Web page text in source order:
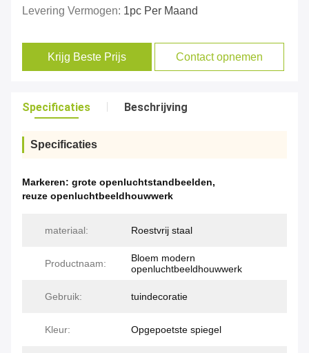
Levering Vermogen: 1pc Per Maand
Krijg Beste Prijs Contact opnemen
Specificaties Beschrijving
Specificaties
Markeren: grote openluchtstandbeelden,
reuze openluchtbeeldhouwwerk
materiaal: Roestvrij staal
Productnaam:
Bloem modern
openluchtbeeldhouwwerk
Gebruik: tuindecoratie
Kleur: Opgepoetste spiegel